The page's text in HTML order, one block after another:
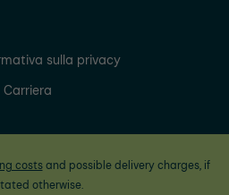
sulla privacy
Carriera
costsand possible delivery charges, if
otherwise.